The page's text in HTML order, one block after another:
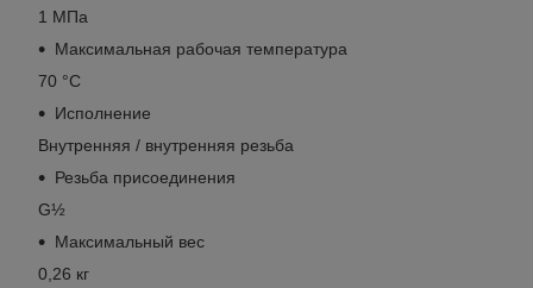
1 МПа
Максимальная рабочая температура
70 °С
Исполнение
Внутренняя / внутренняя резьба
Резьба присоединения
G½
Максимальный вес
0,26 кг